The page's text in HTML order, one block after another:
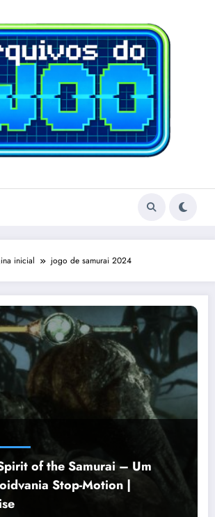
inicial jogo de samurai 2024
of the Samurai – Um
Stop-Motion |